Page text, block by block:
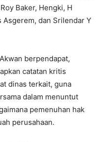
Baker, Hengki, H
Asgerem, dan Srilendar Y
berpendapat,
catatan kritis
dinas terkait, guna
dalam menuntut
pemenuhan hak
perusahaan.